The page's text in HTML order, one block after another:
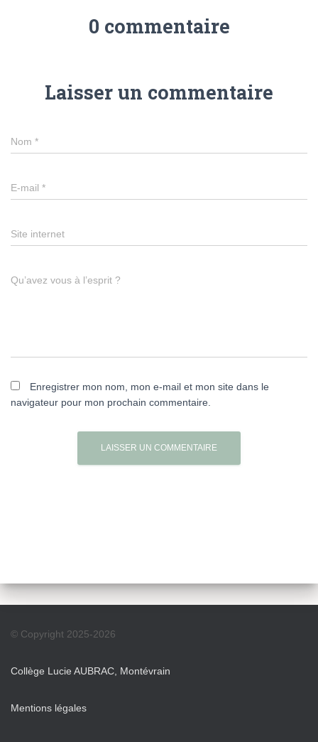
0 commentaire
Laisser un commentaire
Nom *
E-mail *
Site internet
Qu’avez vous à l’esprit ?
Enregistrer mon nom, mon e-mail et mon site dans le
navigateur pour mon prochain commentaire.
© Copyright 2025-2026
Collège Lucie AUBRAC, Montévrain
Mentions légales